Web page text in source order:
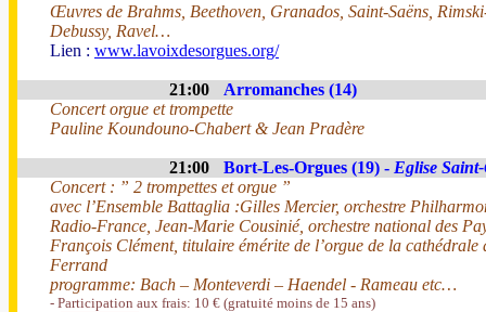
Œuvres de Brahms, Beethoven, Granados, Saint-Saëns,
Debussy, Ravel…
Lien : www.lavoixdesorgues.org/
21:00
Arromanches (14)
Concert orgue et trompette
Pauline Koundouno-Chabert & Jean Pradère
21:00 Bort-Les-Orgues (19) - Eglise
Concert : ” 2 trompettes et orgue ”
avec l’Ensemble Battaglia :Gilles Mercier, orchestre
Radio-France, Jean-Marie Cousinié, orchestre national des
François Clément, titulaire émérite de l’orgue de la cathédrale
Ferrand
programme: Bach – Monteverdi – Haendel - Rameau etc…
- Participation aux frais: 10 € (gratuité moins de 15 ans)